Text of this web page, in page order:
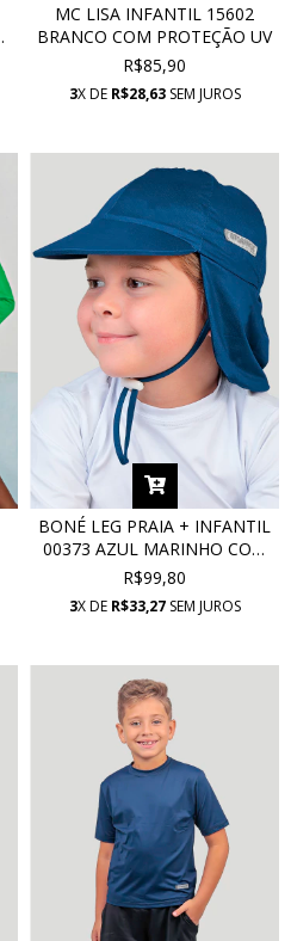
MC LISA INFANTIL 15602
BRANCO COM PROTEÇÃO UV
R$85,90
3X DE R$28,63SEM JUROS
BONÉ LEG PRAIA + INFANTIL
00373 AZUL MARINHO COM
PROTEÇÃO UV
R$99,80
3X DE R$33,27SEM JUROS